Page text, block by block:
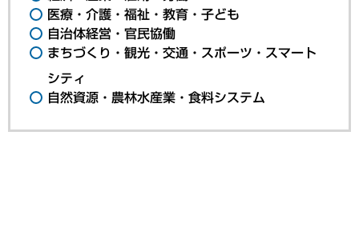
医療・介護・福祉・教育・子ども
自治体経営・官民協働
まちづくり・観光・交通・スポーツ・スマート
シティ
自然資源・農林水産業・食料システム